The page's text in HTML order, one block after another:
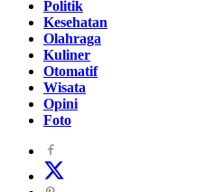
Politik
Kesehatan
Olahraga
Kuliner
Otomatif
Wisata
Opini
Foto